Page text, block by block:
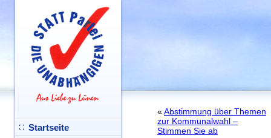
Startseite
« Abstimmung über Themen
zur Kommunalwahl –
Stimmen Sie ab